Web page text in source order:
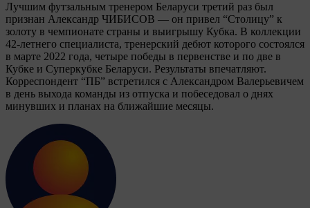
Лучшим футзальным тренером Беларуси третий раз был
признан Александр ЧИБИСОВ — он привел “Столицу” к
золоту в чемпионате страны и выигрышу Кубка. В коллекции
42-летнего специалиста, тренерский дебют которого состоялся
в марте 2022 года, четыре победы в первенстве и по две в
Кубке и Суперкубке Беларуси. Результаты впечатляют.
Корреспондент “ПБ” встретился с Александром Валерьевичем
в день выхода команды из отпуска и побеседовал о днях
минувших и планах на ближайшие месяцы.